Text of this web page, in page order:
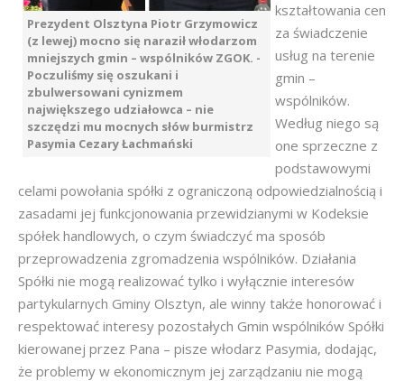
Prezydent Olsztyna Piotr Grzymowicz
(z lewej) mocno się naraził włodarzom
mniejszych gmin – wspólników ZGOK. -
Poczuliśmy się oszukani i
zbulwersowani cynizmem
największego udziałowca – nie
szczędzi mu mocnych słów burmistrz
Pasymia Cezary Łachmański
kształtowania cen
za świadczenie
usług na terenie
gmin –
wspólników.
Według niego są
one sprzeczne z
podstawowymi
celami powołania spółki z ograniczoną odpowiedzialnością i
zasadami jej funkcjonowania przewidzianymi w Kodeksie
spółek handlowych, o czym świadczyć ma sposób
przeprowadzenia zgromadzenia wspólników. Działania
Spółki nie mogą realizować tylko i wyłącznie interesów
partykularnych Gminy Olsztyn, ale winny także honorować i
respektować interesy pozostałych Gmin wspólników Spółki
kierowanej przez Pana – pisze włodarz Pasymia, dodając,
że problemy w ekonomicznym jej zarządzaniu nie mogą